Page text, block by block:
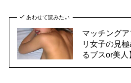
あわせて読みたい
マッチング
リ女子の見
るブスor美人